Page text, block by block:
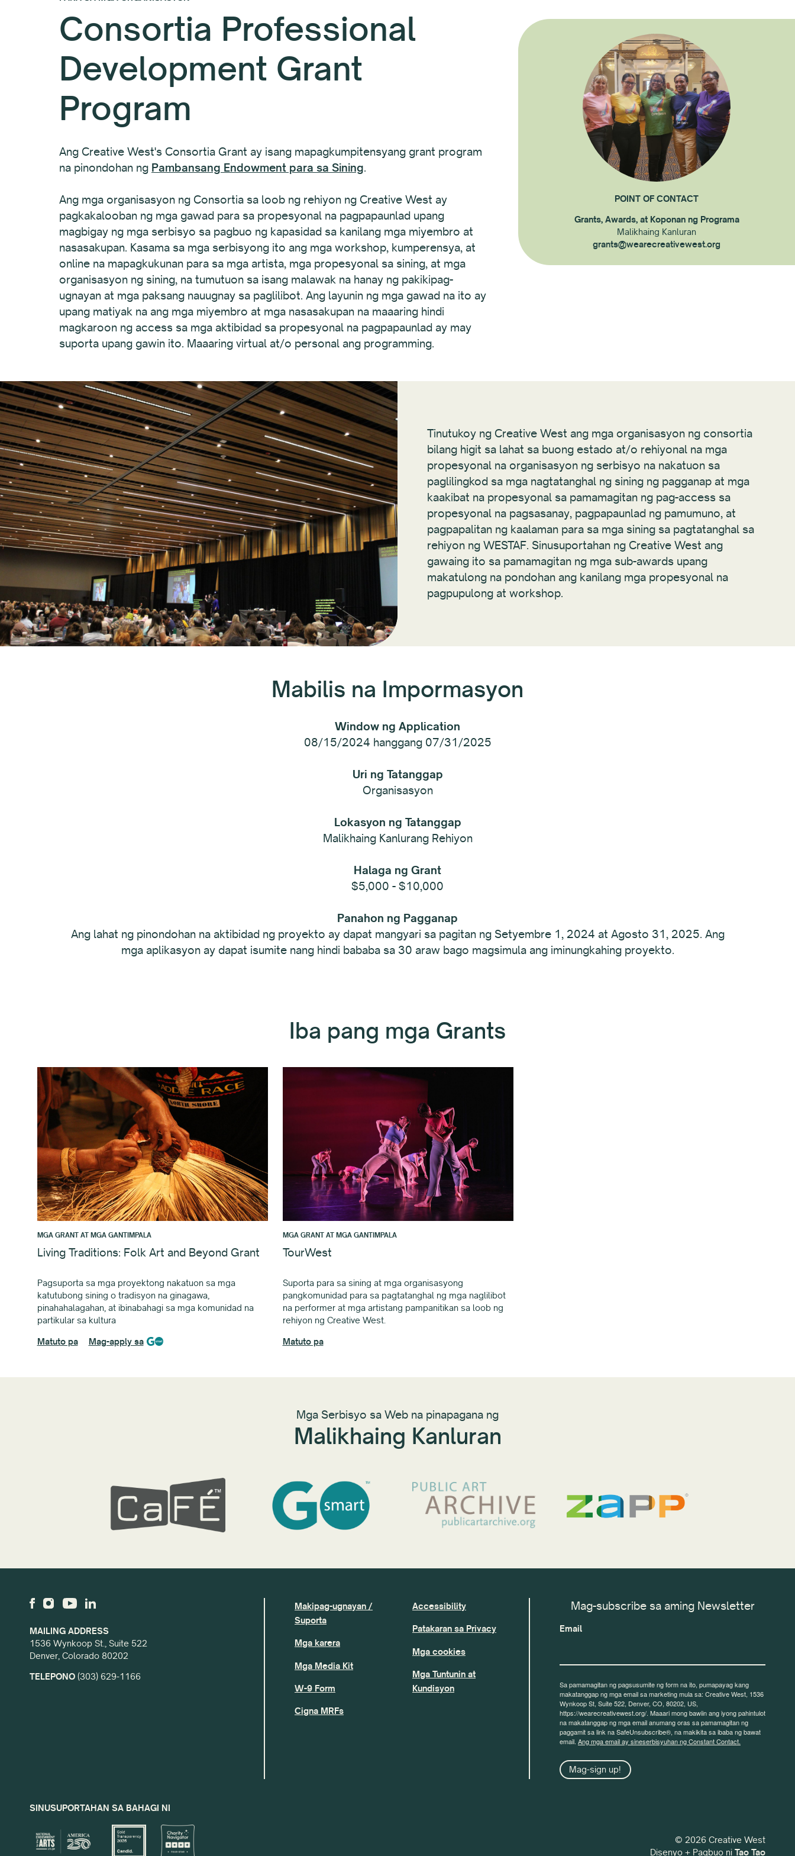
Consortia Professional
Development Grant
Program
Ang Creative West's Consortia Grant ay isang mapagkumpitensyang grant program
na pinondohan ng Pambansang Endowment para sa Sining.
Ang mga organisasyon ng Consortia sa loob ng rehiyon ng Creative West ay
pagkakalooban ng mga gawad para sa propesyonal na pagpapaunlad upang
magbigay ng mga serbisyo sa pagbuo ng kapasidad sa kanilang mga miyembro at
nasasakupan. Kasama sa mga serbisyong ito ang mga workshop, kumperensya, at
online na mapagkukunan para sa mga artista, mga propesyonal sa sining, at mga
organisasyon ng sining, na tumutuon sa isang malawak na hanay ng pakikipag-
ugnayan at mga paksang nauugnay sa paglilibot. Ang layunin ng mga gawad na ito ay
upang matiyak na ang mga miyembro at mga nasasakupan na maaaring hindi
magkaroon ng access sa mga aktibidad sa propesyonal na pagpapaunlad ay may
suporta upang gawin ito. Maaaring virtual at/o personal ang programming.
POINT OF CONTACT
Grants, Awards, at Koponan ng Programa
Malikhaing Kanluran
grants@wearecreativewest.org
Tinutukoy ng Creative West ang mga organisasyon ng consortia
bilang higit sa lahat sa buong estado at/o rehiyonal na mga
propesyonal na organisasyon ng serbisyo na nakatuon sa
paglilingkod sa mga nagtatanghal ng sining ng pagganap at mga
kaakibat na propesyonal sa pamamagitan ng pag-access sa
propesyonal na pagsasanay, pagpapaunlad ng pamumuno, at
pagpapalitan ng kaalaman para sa mga sining sa pagtatanghal sa
rehiyon ng WESTAF. Sinusuportahan ng Creative West ang
gawaing ito sa pamamagitan ng mga sub-awards upang
makatulong na pondohan ang kanilang mga propesyonal na
pagpupulong at workshop.
Mabilis na Impormasyon
Window ng Application
08/15/2024 hanggang 07/31/2025
Uri ng Tatanggap
Organisasyon
Lokasyon ng Tatanggap
Malikhaing Kanlurang Rehiyon
Halaga ng Grant
$5,000 - $10,000
Panahon ng Pagganap
Ang lahat ng pinondohan na aktibidad ng proyekto ay dapat mangyari sa pagitan ng Setyembre 1, 2024 at Agosto 31, 2025. Ang
mga aplikasyon ay dapat isumite nang hindi bababa sa 30 araw bago magsimula ang iminungkahing proyekto.
Iba pang mga Grants
MGA GRANT AT MGA GANTIMPALA
Living Traditions: Folk Art and Beyond Grant
Pagsuporta sa mga proyektong nakatuon sa mga
katutubong sining o tradisyon na ginagawa,
pinahahalagahan, at ibinabahagi sa mga komunidad na
partikular sa kultura
Matuto pa
Mag-apply sa
MGA GRANT AT MGA GANTIMPALA
TourWest
Suporta para sa sining at mga organisasyong
pangkomunidad para sa pagtatanghal ng mga naglilibot
na performer at mga artistang pampanitikan sa loob ng
rehiyon ng Creative West.
Matuto pa
Mga Serbisyo sa Web na pinapagana ng
Malikhaing Kanluran
MAILING ADDRESS
1536 Wynkoop St., Suite 522
Denver, Colorado 80202
TELEPONO (303) 629-1166
Makipag-ugnayan /
Suporta
Mga karera
Mga Media Kit
W-9 Form
Cigna MRFs
Accessibility
Patakaran sa Privacy
Mga cookies
Mga Tuntunin at
Kundisyon
Mag-subscribe sa aming Newsletter
Email
Sa pamamagitan ng pagsusumite ng form na ito, pumapayag kang
makatanggap ng mga email sa marketing mula sa: Creative West, 1536
Wynkoop St, Suite 522, Denver, CO, 80202, US,
https://wearecreativewest.org/. Maaari mong bawiin ang iyong pahintulot
na makatanggap ng mga email anumang oras sa pamamagitan ng
paggamit sa link na SafeUnsubscribe®, na makikita sa ibaba ng bawat
email. Ang mga email ay sineserbisyuhan ng Constant Contact.
Mag-sign up!
SINUSUPORTAHAN SA BAHAGI NI
© 2026 Creative West
Disenyo + Pagbuo ni Tao Tao